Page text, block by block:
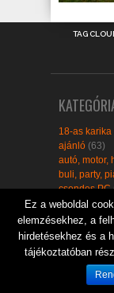
TAG
18-as karika
ajánló (63)
autó, motor,
buli, party,
csendes PC
design (710)
digitális
egészséges
egyéb
(145)
GPS,
hangszer
Ez a weboldal
elemzésekhez, a
hirdetésekhez és a
tájékoztatóban